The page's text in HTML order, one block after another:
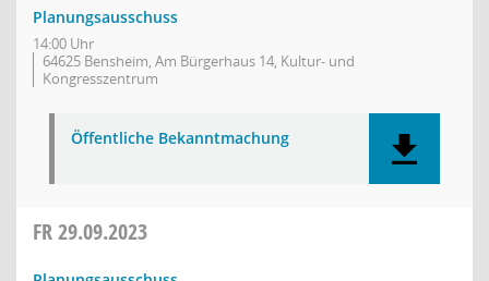
Planungsausschuss
14:00 Uhr
64625 Bensheim, Am Bürgerhaus 14, Kultur- und
Kongresszentrum
Öffentliche Bekanntmachung
FR29.09.2023